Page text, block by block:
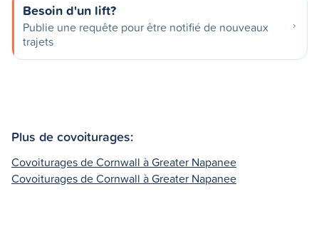
Besoin d'un lift?
Publie une requête pour être notifié de nouveaux
trajets
Plus de covoiturages:
Covoiturages de Cornwall à Greater Napanee
Covoiturages de Cornwall à Greater Napanee